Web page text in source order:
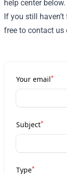
help center below.
If you still
free to contact us